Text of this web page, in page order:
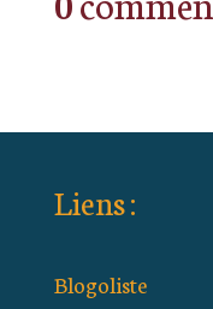
Liens :
Blogoliste